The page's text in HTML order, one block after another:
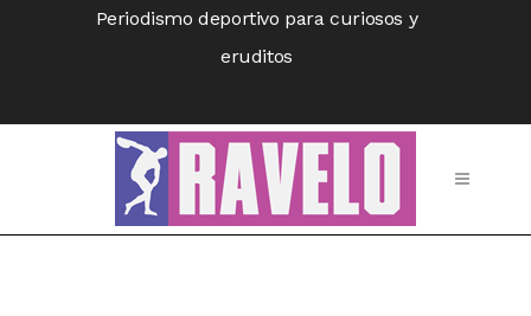
Periodismo deportivo para curiosos y
eruditos